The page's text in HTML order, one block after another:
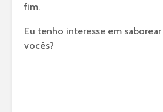
fim.
Eu tenho interesse em saborear
vocês?